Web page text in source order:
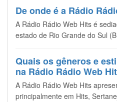
De onde é a Rádio
A Rádio Rádio Web Hits é
estado de Rio Grande do Sul
Quais os gêneros e
na Rádio Rádio Web
A Rádio Rádio Web Hits
principalmente em Hits,